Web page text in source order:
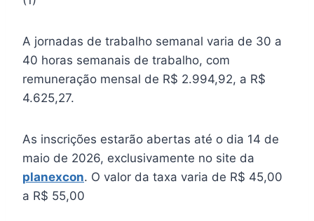
A jornadas de trabalho semanal varia de 30 a
40 horas semanais de trabalho, com
remuneração mensal de R$ 2.994,92, a R$
4.625,27.
As inscrições estarão abertas até o dia 14 de
maio de 2026, exclusivamente no site da
planexcon. O valor da taxa varia de R$ 45,00
a R$ 55,00